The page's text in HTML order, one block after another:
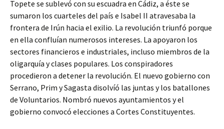
Topete se sublevó con su escuadra en Cádiz, a éste se
sumaron los cuarteles del país e Isabel II atravesaba la
frontera de Irún hacia el exilio. La revolución triunfó porque
en ella confluían numerosos intereses. La apoyaron los
sectores financieros e industriales, incluso miembros de la
oligarquía y clases populares. Los conspiradores
procedieron a detener la revolución. El nuevo gobierno con
Serrano, Prim y Sagasta disolvíó las juntas y los batallones
de Voluntarios. Nombró nuevos ayuntamientos y el
gobierno convocó elecciones a Cortes Constituyentes.